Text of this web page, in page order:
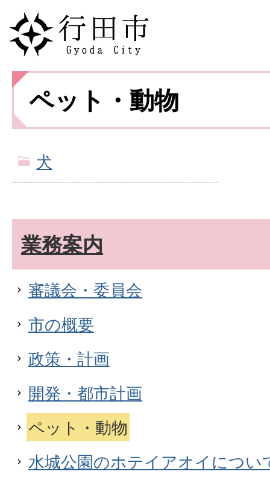
ペット・動物
犬
業務案内
審議会・委員会
市の概要
政策・計画
開発・都市計画
ペット・動物
水城公園のホテイアオイについ